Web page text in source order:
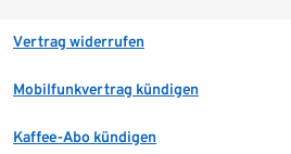
Vertrag widerrufen
Mobilfunkvertrag kündigen
Kaffee-Abo kündigen